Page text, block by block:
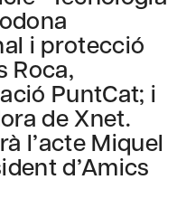
i protecció
Roca,
PuntCat; i
de Xnet.
l’acte Miquel
d’Amics